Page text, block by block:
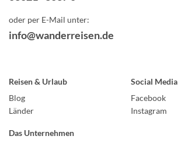
oder per E-Mail unter:
info@wanderreisen.de
Reisen & Urlaub
Blog
Länder
Social Media
Facebook
Instagram
Das Unternehmen